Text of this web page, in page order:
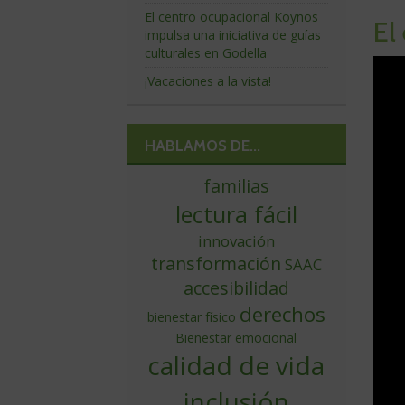
El
El centro ocupacional Koynos
impulsa una iniciativa de guías
culturales en Godella
¡Vacaciones a la vista!
HABLAMOS DE...
familias
lectura fácil
innovación
transformación SAAC
accesibilidad
bienestar físico derechos
Bienestar emocional
calidad de vida